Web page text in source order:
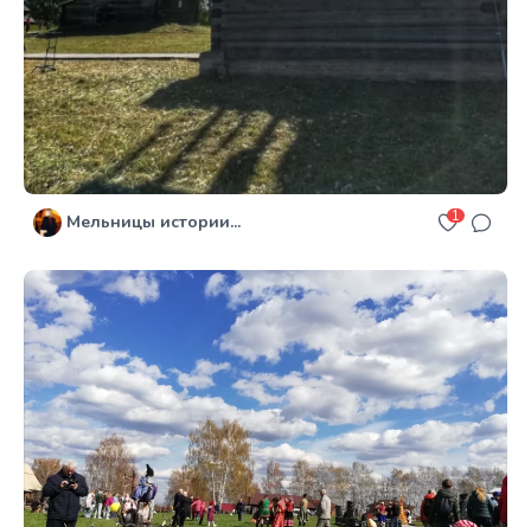
Мельницы истории... 1